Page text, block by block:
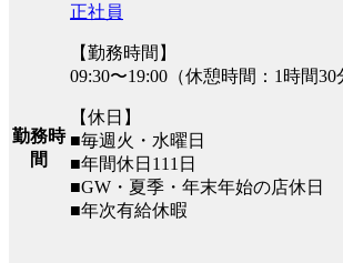
勤務時
間
正社員
【勤務時間】
09:30〜19:00（休憩時間：1時間30
【休日】
■毎週火・水曜日
■年間休日111日
■GW・夏季・年末年始の店休日
■年次有給休暇